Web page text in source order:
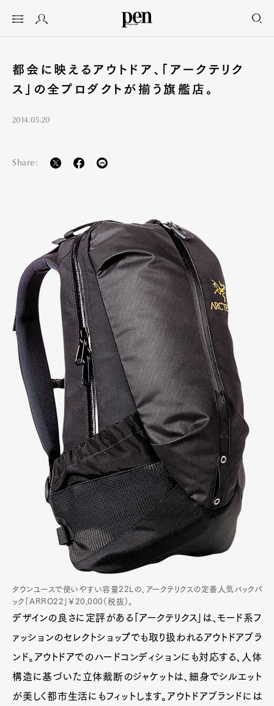
都会に映えるアウトドア、「アークテリク
ス」の全プロダクトが揃う旗艦店。
2014.05.20
Share:
タウンユースで使いやすい容量22Lの、アークテリクスの定番人気バックパ
ック「ARRO22」￥20,000（税抜）。
デザインの良さに定評がある「アークテリクス」は、モード系フ
ァッションのセレクトショップでも取り扱われるアウトドアブラ
ンド。アウトドアでのハードコンディションにも対応する、人体
構造に基づいた立体裁断のジャケットは、細身でシルエット
が美しく都市生活にもフィットします。アウトドアブランドには